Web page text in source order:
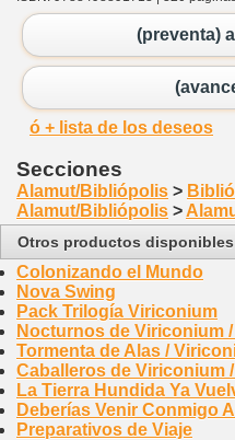
(preventa)
ó + lista de los deseos
Secciones
Alamut/Bibliópolis >
Alamut/Bibliópolis >
Otros productos
Colonizando el Mundo
Nova Swing
Pack Trilogía Viriconium
Nocturnos de Viriconium
Tormenta de Alas /
Caballeros de Viriconium
La Tierra Hundida Ya
Deberías Venir Conmigo
Preparativos de Viaje